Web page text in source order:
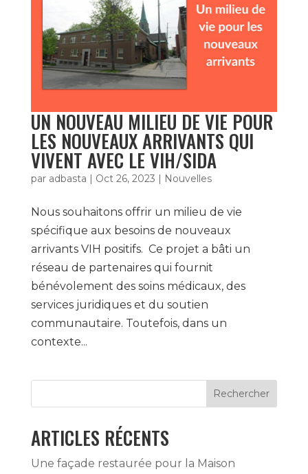
UN NOUVEAU MILIEU DE VIE POUR
LES NOUVEAUX ARRIVANTS QUI
VIVENT AVEC LE VIH/SIDA
par adbasta | Oct 26, 2023 | Nouvelles
Nous souhaitons offrir un milieu de vie
spécifique aux besoins de nouveaux
arrivants VIH positifs. Ce projet a bâti un
réseau de partenaires qui fournit
bénévolement des soins médicaux, des
services juridiques et du soutien
communautaire. Toutefois, dans un
contexte...
Rechercher
ARTICLES RÉCENTS
Une façade restaurée pour la Maison